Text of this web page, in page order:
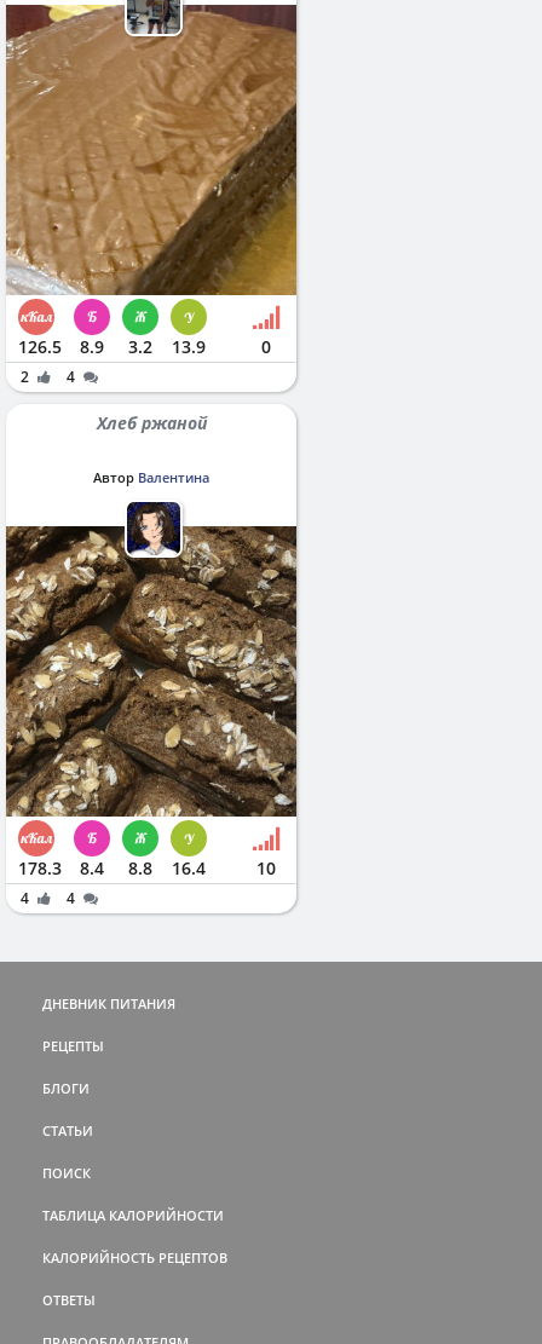
126.5 8.9 3.2 13.9 0
2 4
Хлеб ржаной
Автор Валентина
178.3 8.4 8.8 16.4 10
4 4
ДНЕВНИК ПИТАНИЯ
РЕЦЕПТЫ
БЛОГИ
СТАТЬИ
ПОИСК
ТАБЛИЦА КАЛОРИЙНОСТИ
КАЛОРИЙНОСТЬ РЕЦЕПТОВ
ОТВЕТЫ